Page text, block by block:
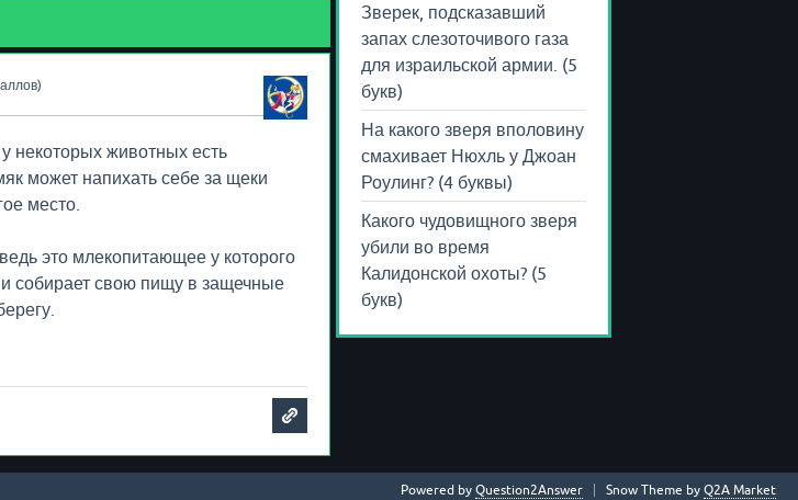
некоторых животных есть
может напихать себе за щеки
место.
это млекопитающее у которого
собирает свою пищу в защечные
Зверек, подсказавший
запах слезоточивого газа
для израильской армии. (5
букв)
На какого зверя вполовину
смахивает Нюхль у Джоан
Роулинг? (4 буквы)
Какого чудовищного зверя
убили во время
Калидонской охоты? (5
букв)
Snow Theme by Q2A Market
Powered by Question2Answer